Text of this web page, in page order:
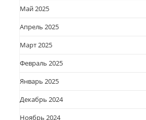
Май 2025
Апрель 2025
Март 2025
Февраль 2025
Январь 2025
Декабрь 2024
Ноябрь 2024